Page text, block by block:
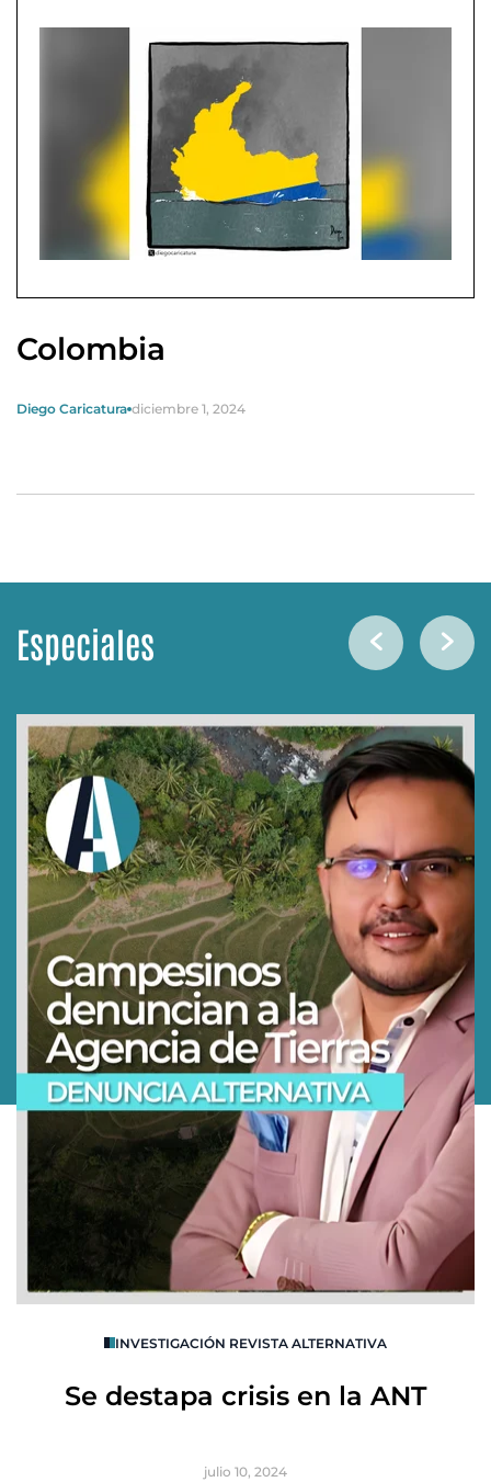
Colombia
Diego Caricatura diciembre 1, 2024
Especiales
INVESTIGACIÓN REVISTA ALTERNATIVA
Se destapa crisis en la ANT
julio 10, 2024